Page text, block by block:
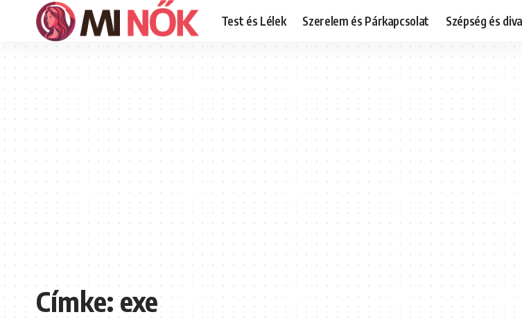
Test és Lélek Szerelem és Párkapcsolat Szépség és
Címke:exe